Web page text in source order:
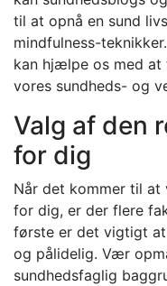
til at opnå en sund
mindfulness-
kan hjælpe os med at
vores sundheds- og
Valg af den
for dig
Når det kommer til
for dig, er der flere
første er det vigtigt
og pålidelig. Vær
sundhedsfaglig